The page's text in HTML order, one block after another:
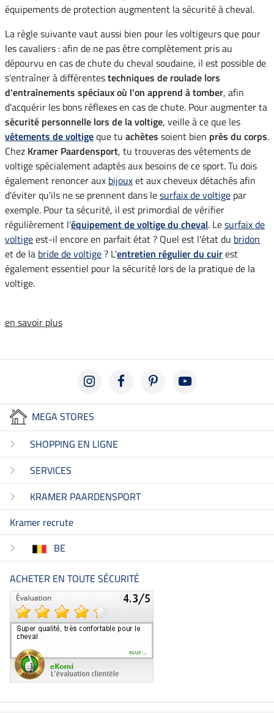
équipements de protection augmentent la sécurité à cheval.
La règle suivante vaut aussi bien pour les voltigeurs que pour
les cavaliers : afin de ne pas être complètement pris au
dépourvu en cas de chute du cheval soudaine, il est possible de
s'entraîner à différentestechniques de roulade lors
d'entraînements spéciaux où l'on apprend à tomber, afin
d'acquérir les bons réflexes en cas de chute. Pour augmenter ta
sécurité personnelle lors de la voltige, veille à ce que les
vêtements de voltigeque tu achètes soient bien près du corps.
Chez Kramer Paardensport, tu trouveras des vêtements de
voltige spécialement adaptés aux besoins de ce sport. Tu dois
également renoncer aux bijouxet aux cheveux détachés afin
d'éviter qu'ils ne se prennent dans lesurfaix de voltige par
exemple. Pour ta sécurité, il est primordial de vérifier
régulièrement l'équipement de voltige du cheval. Lesurfaix de
voltigeest-il encore en parfait état ? Quel est l'état du bridon
et de la bride de voltige? L'entretien régulier du cuirest
également essentiel pour la sécurité lors de la pratique de la
voltige.
en savoir plus
MEGA STORES
SHOPPING EN LIGNE
SERVICES
KRAMER PAARDENSPORT
Kramer recrute
BE
ACHETER EN TOUTE SÉCURITÉ